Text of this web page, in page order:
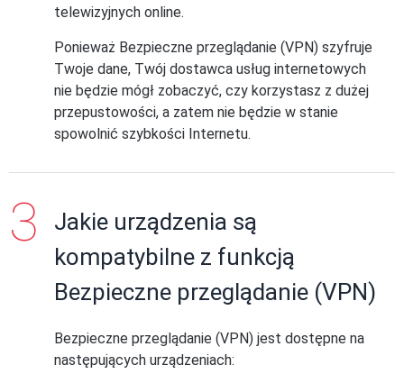
telewizyjnych online.
Ponieważ Bezpieczne przeglądanie (VPN) szyfruje
Twoje dane, Twój dostawca usług internetowych
nie będzie mógł zobaczyć, czy korzystasz z dużej
przepustowości, a zatem nie będzie w stanie
spowolnić szybkości Internetu.
Jakie urządzenia są
kompatybilne z funkcją
Bezpieczne przeglądanie (VPN)
Bezpieczne przeglądanie (VPN) jest dostępne na
następujących urządzeniach: